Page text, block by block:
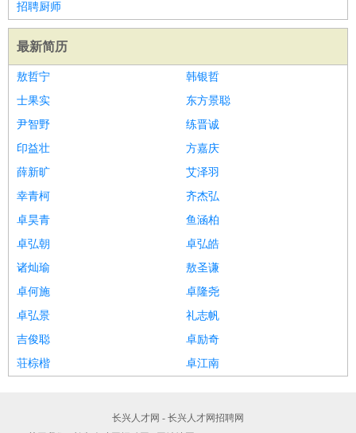
招聘厨师
最新简历
敖哲宁
韩银哲
士果实
东方景聪
尹智野
练晋诚
印益壮
方嘉庆
薛新旷
艾泽羽
幸青柯
齐杰弘
卓昊青
鱼涵柏
卓弘朝
卓弘皓
诸灿瑜
敖圣谦
卓何施
卓隆尧
卓弘景
礼志帆
吉俊聪
卓励奇
荘棕楷
卓江南
长兴人才网 - 长兴人才网招聘网